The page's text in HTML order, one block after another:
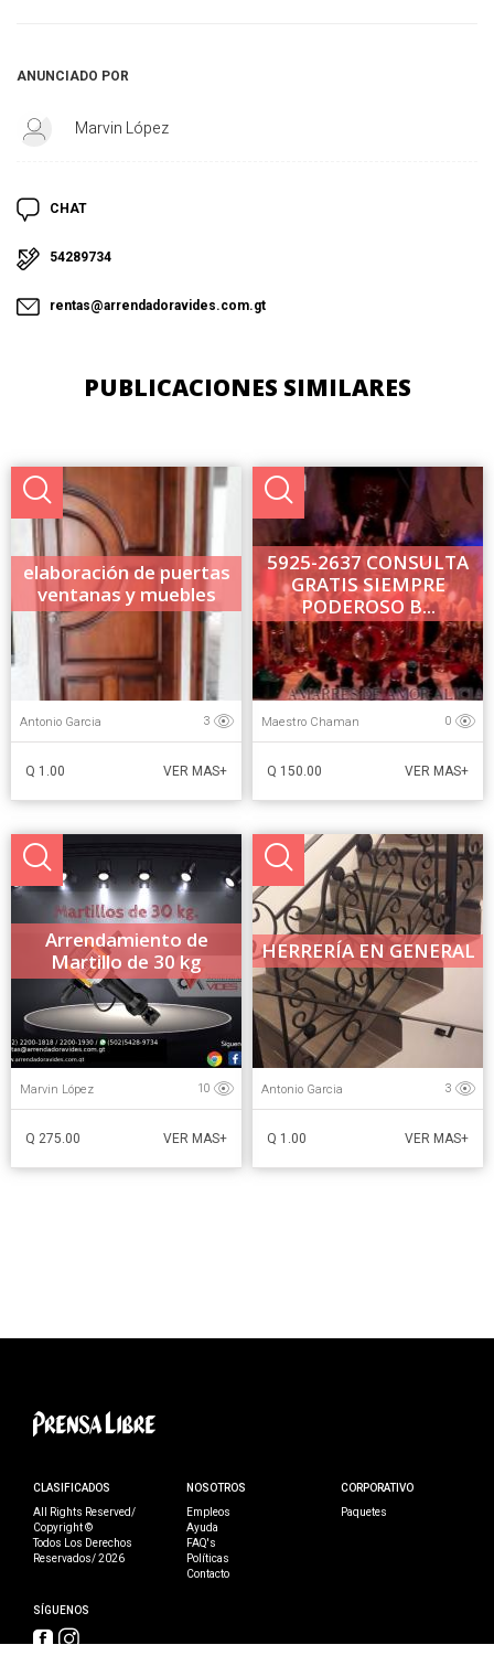
ANUNCIADO POR
Marvin López
CHAT
54289734
rentas@arrendadoravides.com.gt
PUBLICACIONES SIMILARES
elaboración de puertas
ventanas y muebles
Antonio Garcia 3
Q 1.00 VER MAS+
5925-2637 CONSULTA
GRATIS SIEMPRE
PODEROSO B...
Maestro Chaman 0
Q 150.00 VER MAS+
Arrendamiento de
Martillo de 30 kg
Marvin López 10
Q 275.00 VER MAS+
HERRERÍA EN GENERAL
Antonio Garcia 3
Q 1.00 VER MAS+
CLASIFICADOS
All Rights Reserved/
Copyright ©
Todos Los Derechos
Reservados/ 2026
NOSOTROS
Empleos
Ayuda
FAQ's
Políticas
Contacto
CORPORATIVO
Paquetes
SÍGUENOS